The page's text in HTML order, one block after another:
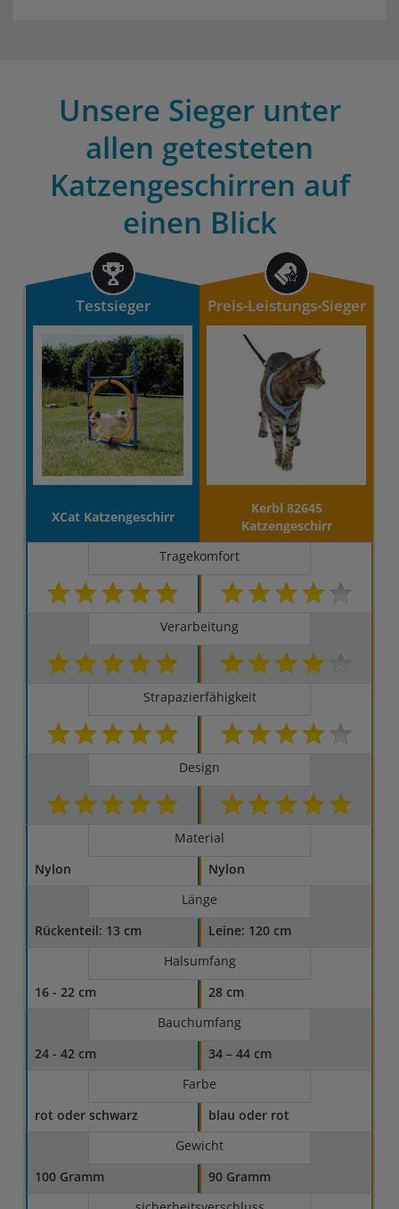
Unsere Sieger unter
allen getesteten
Katzengeschirren auf
einen Blick
Testsieger Preis-Leistungs-Sieger
XCat Katzengeschirr
Kerbl 82645
Katzengeschirr
Tragekomfort
Verarbeitung
Strapazierfähigkeit
Design
Material
Nylon
Nylon
Länge
Rückenteil: 13 cm
Leine: 120 cm
Halsumfang
16 - 22 cm
28 cm
Bauchumfang
24 - 42 cm
34 – 44 cm
Farbe
rot oder schwarz
blau oder rot
Gewicht
100 Gramm
90 Gramm